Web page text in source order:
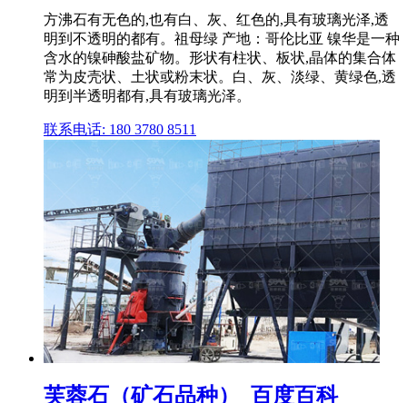
方沸石有无色的,也有白、灰、红色的,具有玻璃光泽,透
明到不透明的都有。祖母绿 产地：哥伦比亚 镍华是一种
含水的镍砷酸盐矿物。形状有柱状、板状,晶体的集合体
常为皮壳状、土状或粉末状。白、灰、淡绿、黄绿色,透
明到半透明都有,具有玻璃光泽。
联系电话: 180 3780 8511
芙蓉石（矿石品种）_百度百科